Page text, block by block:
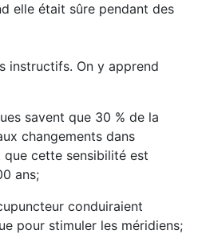
elle était sûre pendant des
instructifs. On y apprend
savent que 30 % de la
changements dans
cette sensibilité est
ans;
conduiraient
pour stimuler les méridiens;